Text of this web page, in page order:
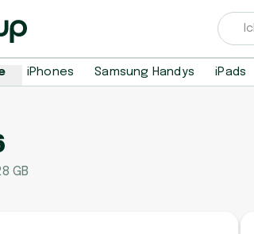
iPhones Samsung Handys iPads
GB